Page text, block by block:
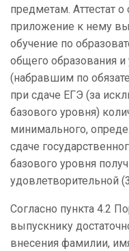
предметам. Аттестат
приложение к нему
обучение по
общего образования
(набравшим по
при сдаче ЕГЭ (за
базового уровня)
минимального,
сдаче
базового уровня
удовлетворительной
Согласно пункта 4.2
выпускнику
внесения фамилии,